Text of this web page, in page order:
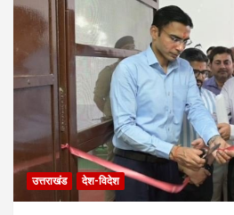
उत्तराखंड देश-विदेश